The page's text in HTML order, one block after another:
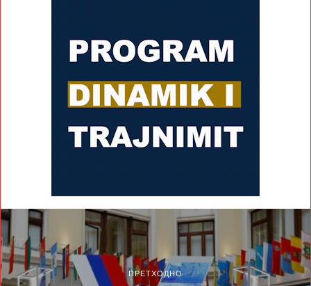
ПРЕТХОДНО